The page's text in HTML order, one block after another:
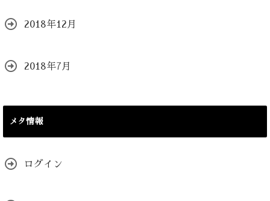
2018年12月
2018年7月
メタ情報
ログイン